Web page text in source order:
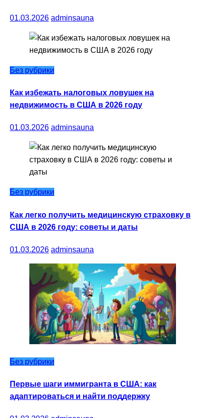
01.03.2026 adminsauna
Без рубрики
Как избежать налоговых ловушек на
недвижимость в США в 2026 году
01.03.2026 adminsauna
Без рубрики
Как легко получить медицинскую страховку в
США в 2026 году: советы и даты
01.03.2026 adminsauna
Без рубрики
Первые шаги иммигранта в США: как
адаптироваться и найти поддержку